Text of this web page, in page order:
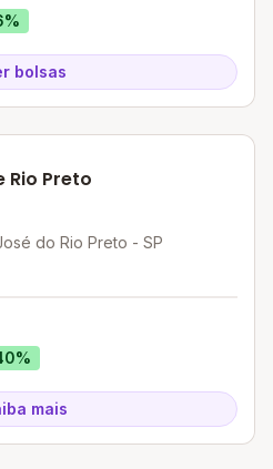
bolsas
Rio Preto
do Rio Preto - SP
mais